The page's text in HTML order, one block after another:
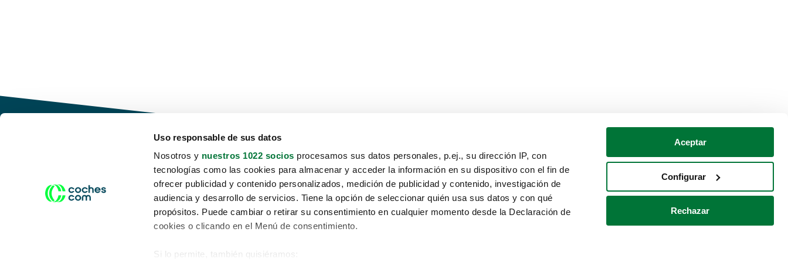
Uso responsable de sus datos
Nosotros y nuestros 1022 socios procesamos sus datos personales, p.ej., su dirección IP, con
tecnologías como las cookies para almacenar y acceder la información en su dispositivo con el fin de
ofrecer publicidad y contenido personalizados, medición de publicidad y contenido, investigación de
audiencia y desarrollo de servicios. Tiene la opción de seleccionar quién usa sus datos y con qué
propósitos. Puede cambiar o retirar su consentimiento en cualquier momento desde la Declaración de
cookies o clicando en el Menú de consentimiento.
Si lo permite, también quisiéramos:
Aceptar
Configurar
Rechazar
Conduce tu futuro,
desata tu movilidad